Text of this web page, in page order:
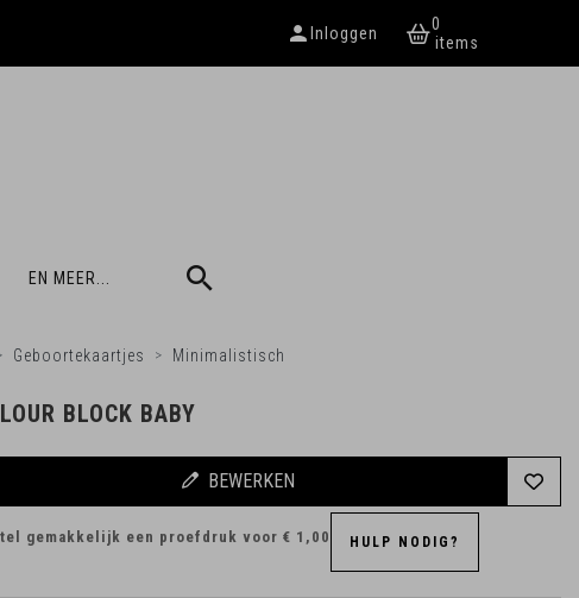
Inloggen 0
EN MEER...
Geboortekaartjes Minimalistisch
BLOCK BABY
BEWERKEN
gemakkelijk een proefdruk voor € 1,00 HULP NODIG?